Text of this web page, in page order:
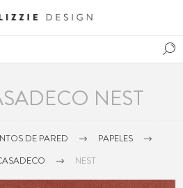
NEST
DE PARED
PAPELES
NEST